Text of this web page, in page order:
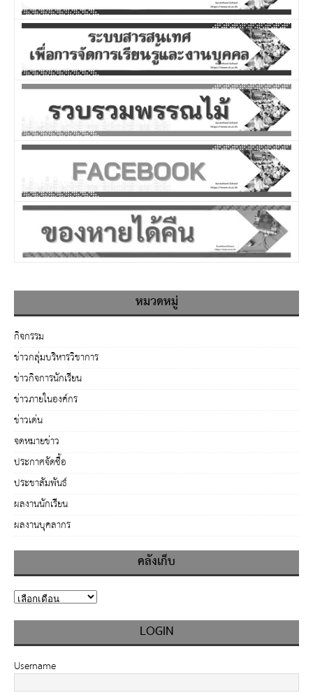
หมวดหมู่
กิจกรรม
ข่าวกลุ่มบริหารวิชาการ
ข่าวกิจการนักเรียน
ข่าวภายในองค์กร
ข่าวเด่น
จดหมายข่าว
ประกาศจัดซื้อ
ประชาสัมพันธ์
ผลงานนักเรียน
ผลงานบุคลากร
คลังเก็บ
LOGIN
Username